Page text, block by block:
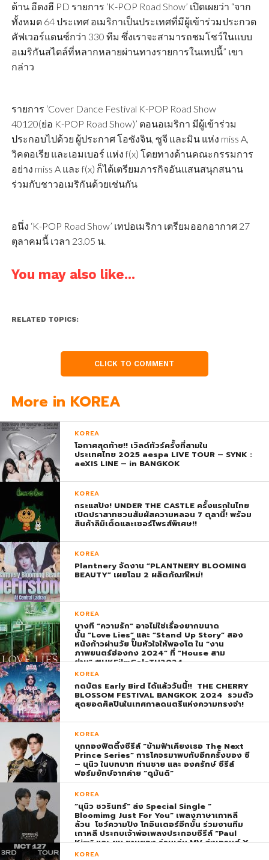
ด้าน อีดงฮี PD รายการ ‘K-POP Road Show’ เปิดเผยว่า “จาก
ทั้งหมด 64 ประเทศ อเมริกาเป็นประเทศที่มีผู้เข้าร่วมประกวด
คัฟเวอร์แดนซ์กว่า 330 ทีม ซึ่งเราจะสามารถชมโชว์ในแบบ
อเมริกันสไตล์ที่หลากหลายผ่านทางรายการในเทปนี้” เขา
กล่าว
รายการ ‘Cover Dance Festival K-POP Road Show
40120(ย่อ K-POP Road Show)’ ตอนอเมริกา มีผู้เข้าร่วม
ประกอบไปด้วย ผู้ประกาศ โอซังจิน, ซูจี และมิน แห่ง miss A,
วิคตอเรีย และเอมเบอร์ แห่ง f(x) โดยทางด้านคณะกรรมการ
อย่าง miss A และ f(x) ก็ได้เตรียมภารกิจอันแสนสนุกสนาน
ร่วมกับชาวอเมริกันด้วยเช่นกัน
อนึ่ง ‘K-POP Road Show’ เทปอเมริกา เตรียมออกอากาศ 27
ตุลาคมนี้ เวลา 23.05 น.
You may also like...
RELATED TOPICS:
CLICK TO COMMENT
More in KOREA
KOREA
โอกาศสุดท้าย!! เวิลด์ทัวร์ครั้งที่สามใน
ประเทศไทย 2025 aespa LIVE TOUR – SYNK :
aeXIS LINE – in BANGKOK
KOREA
กระแสปัง! UNDER THE CASTLE ครั้งแรกในไทย
เปิดปราสาทชวนสัมผัสความหลอน 7 ตุลานี้! พร้อม
สินค้าลิมิเต็ดและเซอร์ไพรส์พิเศษ!!
KOREA
Plantnery จัดงาน “PLANTNERY BLOOMING
BEAUTY” เผยโฉม 2 ผลิตภัณฑ์ใหม่!
KOREA
บางที “ความรัก” อาจไม่ใช่เรื่องยากขนาด
นั้น “Love Lies” และ “Stand Up Story” สอง
หนังก้าวผ่านวัย ปั๊มหัวใจให้พองโต ใน “งาน
ภาพยนตร์ฮ่องกง 2024” ที่ “House สาม
ย่าน” #HKFilmGalaTH2024
KOREA
กดบัตร Early Bird ได้แล้ววันนี้!! THE CHERRY
BLOSSOM FESTIVAL BANGKOK 2024 รวมตัว
สุดยอดศิลปินในเทศกาลดนตรีแห่งความทรงจำ!
KOREA
บุกกองฟิตติ้งซีรีส์ “ข้ามฟ้าเคียงเธอ The Next
Prince Series” การโคจรมาพบกับอีกครั้งของ ซี
– นุนิว ในบทบาท ท่านชาย และ องครักษ์ ซีรีส์
ฟอร์มยักษ์จากค่าย “ดูมันดิ”
KOREA
“นุนิว ชวรินทร์” ส่ง Special Single “
Bloomimg Just For You” เพลงภาษาเกาหลี
ล้วน โชว์ความปัง โกอินเตอร์อีกขั้น ร่วมงานทีม
เกาหลี ประกบเจ้าพ่อเพลงประกอบซีรีส์ “Paul
Kim” และ ยุน ชานยอง ร่วมเล่น MV ส่งเทรนด์ X
พุ่ง ติดอันดับ 1 โลก
KOREA